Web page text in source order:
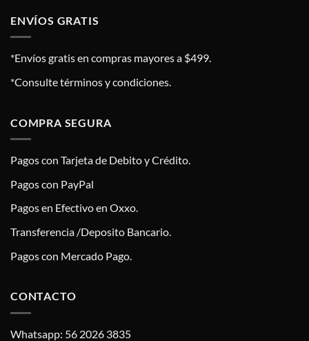
ENVÍOS GRATIS
*Envíos gratis en compras mayores a $499.
*Consulte términos y condiciones.
COMPRA SEGURA
Pagos con Tarjeta de Debito y Crédito.
Pagos con PayPal
Pagos en Efectivo en Oxxo.
Transferencia /Deposito Bancario.
Pagos con Mercado Pago.
CONTACTO
Whatsapp: 56 2026 3835